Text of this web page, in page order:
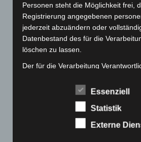
August 2025(90)
Juli 2025
Juni 2025(103)
Mai 2025 (112)
April 2025(88)
(89)
Personen steht die Möglichkeit frei,
Registrierung angegebenen
jederzeit abzuändern oder
Datenbestand des für die
löschen zu lassen.
Der für die Verarbeitung
darüber, welche
oder löscht der für die Verarbeitung
personenbezogene Daten auf
Essenziell
Statistik
Externe